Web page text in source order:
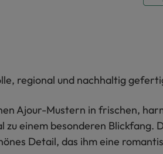
regional und nachhaltig
Ajour-Mustern in frischen,
einem besonderen Blickfang.
Detail, das ihm eine